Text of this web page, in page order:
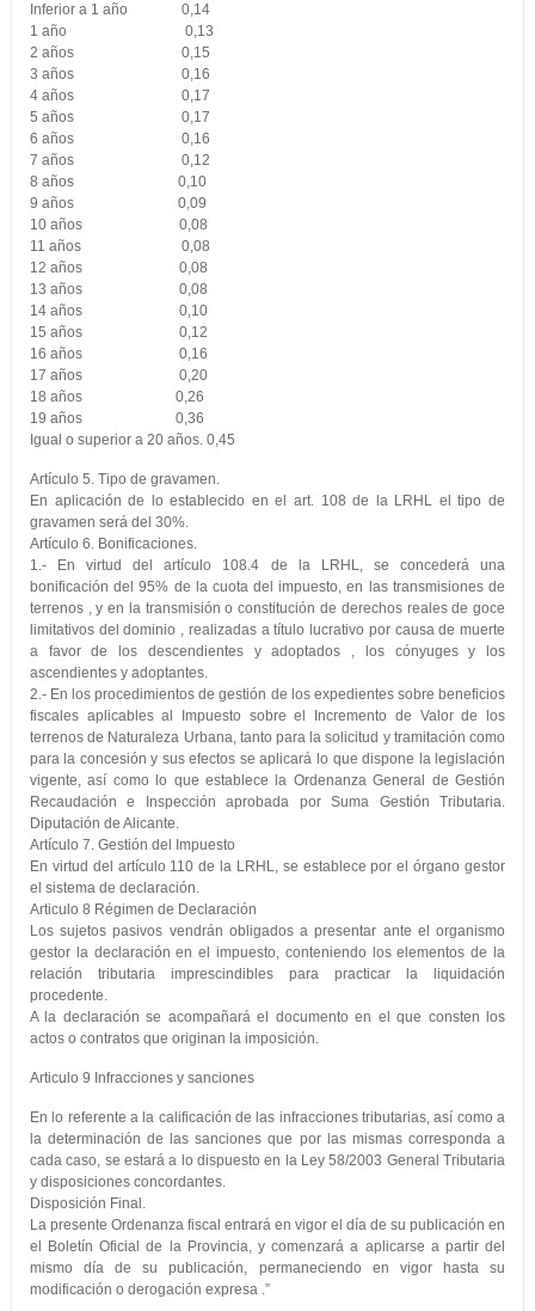
Inferior a 1 año 0,14
1 año 0,13
2 años 0,15
3 años 0,16
4 años 0,17
5 años 0,17
6 años 0,16
7 años 0,12
8 años 0,10
9 años 0,09
10 años 0,08
11 años 0,08
12 años 0,08
13 años 0,08
14 años 0,10
15 años 0,12
16 años 0,16
17 años 0,20
18 años 0,26
19 años 0,36
Igual o superior a 20 años. 0,45
Artículo 5. Tipo de gravamen.
En aplicación de lo establecido en el art. 108 de la LRHL el tipo de
gravamen será del 30%.
Artículo 6. Bonificaciones.
1.- En virtud del artículo 108.4 de la LRHL, se concederá una
bonificación del 95% de la cuota del impuesto, en las transmisiones de
terrenos , y en la transmisión o constitución de derechos reales de goce
limitativos del dominio , realizadas a título lucrativo por causa de muerte
a favor de los descendientes y adoptados , los cónyuges y los
ascendientes y adoptantes.
2.- En los procedimientos de gestión de los expedientes sobre beneficios
fiscales aplicables al Impuesto sobre el Incremento de Valor de los
terrenos de Naturaleza Urbana, tanto para la solicitud y tramitación como
para la concesión y sus efectos se aplicará lo que dispone la legislación
vigente, así como lo que establece la Ordenanza General de Gestión
Recaudación e Inspección aprobada por Suma Gestión Tributaria.
Diputación de Alicante.
Artículo 7. Gestión del Impuesto
En virtud del artículo 110 de la LRHL, se establece por el órgano gestor
el sistema de declaración.
Articulo 8 Régimen de Declaración
Los sujetos pasivos vendrán obligados a presentar ante el organismo
gestor la declaración en el impuesto, conteniendo los elementos de la
relación tributaria imprescindibles para practicar la liquidación
procedente.
A la declaración se acompañará el documento en el que consten los
actos o contratos que originan la imposición.
Articulo 9 Infracciones y sanciones
En lo referente a la calificación de las infracciones tributarias, así como a
la determinación de las sanciones que por las mismas corresponda a
cada caso, se estará a lo dispuesto en la Ley 58/2003 General Tributaria
y disposiciones concordantes.
Disposición Final.
La presente Ordenanza fiscal entrará en vigor el día de su publicación en
el Boletín Oficial de la Provincia, y comenzará a aplicarse a partir del
mismo día de su publicación, permaneciendo en vigor hasta su
modificación o derogación expresa .”